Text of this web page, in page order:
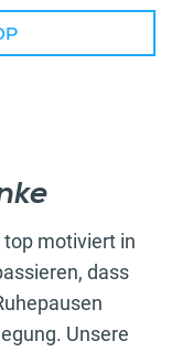
top motiviert in
dass
Unsere